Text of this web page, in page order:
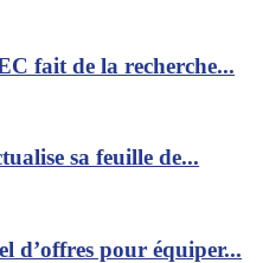
fait de la recherche...
sa feuille de...
d’offres pour équiper...